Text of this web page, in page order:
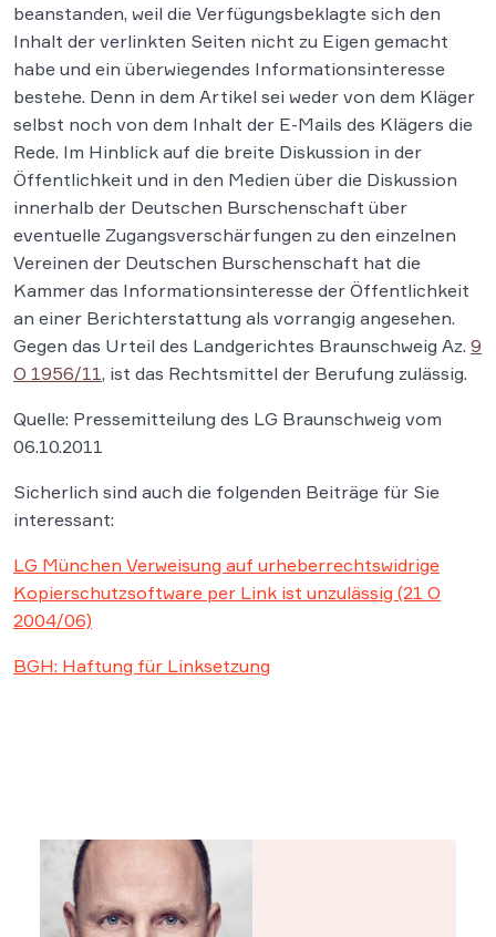
beanstanden, weil die Verfügungsbeklagte sich den
Inhalt der verlinkten Seiten nicht zu Eigen gemacht
habe und ein überwiegendes Informationsinteresse
bestehe. Denn in dem Artikel sei weder von dem Kläger
selbst noch von dem Inhalt der E-Mails des Klägers die
Rede. Im Hinblick auf die breite Diskussion in der
Öffentlichkeit und in den Medien über die Diskussion
innerhalb der Deutschen Burschenschaft über
eventuelle Zugangsverschärfungen zu den einzelnen
Vereinen der Deutschen Burschenschaft hat die
Kammer das Informationsinteresse der Öffentlichkeit
an einer Berichterstattung als vorrangig angesehen.
Gegen das Urteil des Landgerichtes Braunschweig Az. 9
O 1956/11, ist das Rechtsmittel der Berufung zulässig.
Quelle: Pressemitteilung des LG Braunschweig vom
06.10.2011
Sicherlich sind auch die folgenden Beiträge für Sie
interessant:
LG München Verweisung auf urheberrechtswidrige
Kopierschutzsoftware per Link ist unzulässig (21 O
2004/06)
BGH: Haftung für Linksetzung